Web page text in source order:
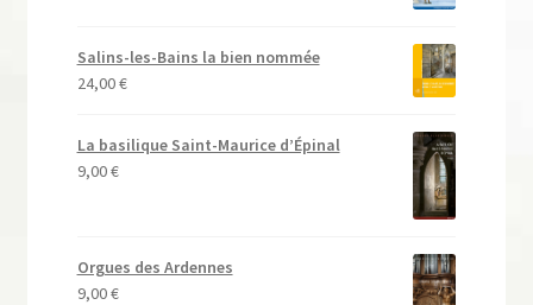
Salins-les-Bains la bien nommée
24,00€
La basilique Saint-Maurice d’Épinal
9,00€
Orgues des Ardennes
9,00€